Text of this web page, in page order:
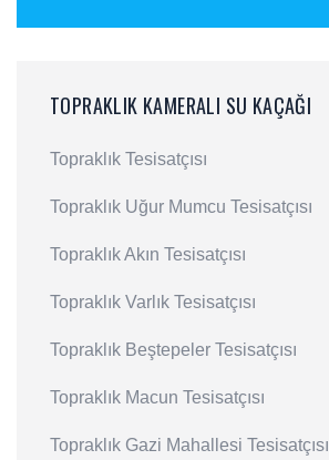
TOPRAKLIK KAMERALI SU KAÇAĞI
Topraklık Tesisatçısı
Topraklık Uğur Mumcu Tesisatçısı
Topraklık Akın Tesisatçısı
Topraklık Varlık Tesisatçısı
Topraklık Beştepeler Tesisatçısı
Topraklık Macun Tesisatçısı
Topraklık Gazi Mahallesi Tesisatçısı